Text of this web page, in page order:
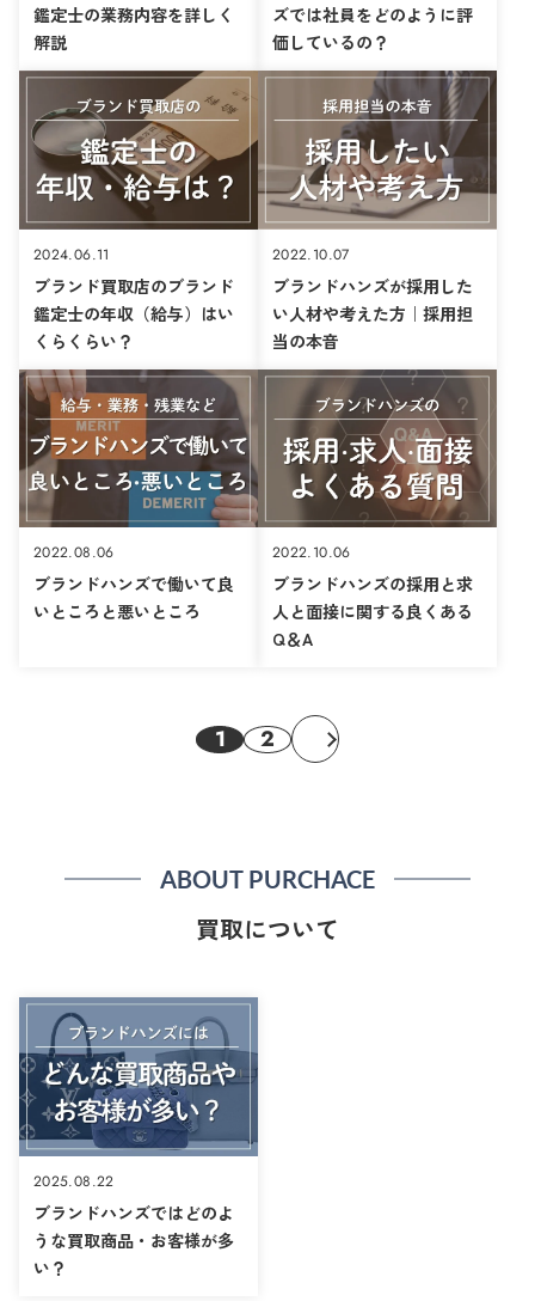
鑑定士の業務内容を詳しく
解説
ズでは社員をどのように評
価しているの？
2024.06.11
ブランド買取店のブランド
鑑定士の年収（給与）はい
くらくらい？
2022.10.07
ブランドハンズが採用した
い人材や考えた方｜採用担
当の本音
2022.08.06
ブランドハンズで働いて良
いところと悪いところ
2022.10.06
ブランドハンズの採用と求
人と面接に関する良くある
Q＆A
1 2
ABOUT PURCHACE
買取について
2025.08.22
ブランドハンズではどのよ
うな買取商品・お客様が多
い？